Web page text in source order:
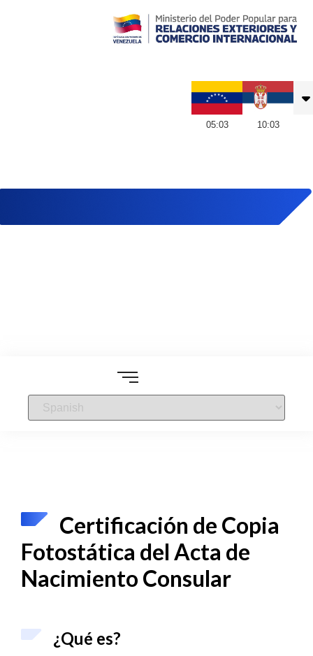
05:03 10:03
Certificación de Copia
Fotostática del Acta de
Nacimiento Consular
¿Qué es?